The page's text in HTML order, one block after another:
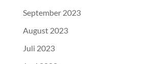
September 2023
August 2023
Juli 2023